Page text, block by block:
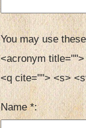
You may use
<acronym
<q cite=""> <s>
Name*